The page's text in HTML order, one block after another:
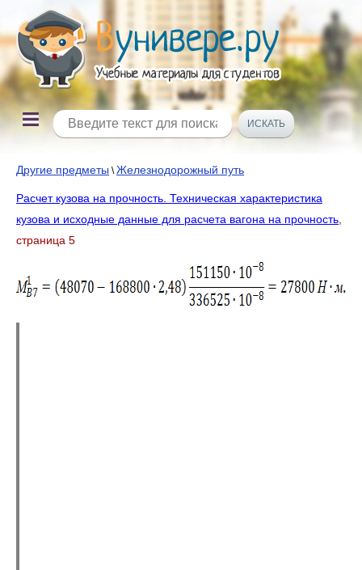
Другие предметы \Железнодорожный путь
Расчет кузова на прочность. Техническая характеристика
кузова и исходные данные для расчета вагона на прочность
страница 5